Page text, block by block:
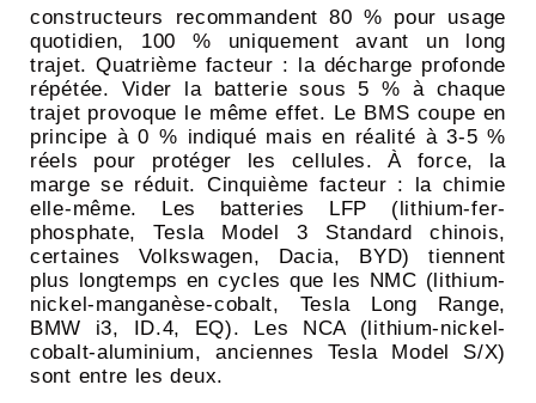
constructeurs recommandent 80 % pour usage
quotidien, 100 % uniquement avant un long
trajet. Quatrième facteur : la décharge profonde
répétée. Vider la batterie sous 5 % à chaque
trajet provoque le même effet. Le BMS coupe en
principe à 0 % indiqué mais en réalité à 3-5 %
réels pour protéger les cellules. À force, la
marge se réduit. Cinquième facteur : la chimie
elle-même. Les batteries LFP (lithium-fer-
phosphate, Tesla Model 3 Standard chinois,
certaines Volkswagen, Dacia, BYD) tiennent
plus longtemps en cycles que les NMC (lithium-
nickel-manganèse-cobalt, Tesla Long Range,
BMW i3, ID.4, EQ). Les NCA (lithium-nickel-
cobalt-aluminium, anciennes Tesla Model S/X)
sont entre les deux.